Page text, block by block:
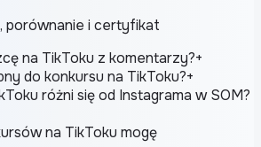
porównanie i certyfikat
na TikToku z komentarzy?+
do konkursu na TikToku?+
różni się od Instagrama w SOM?
na TikToku mogę